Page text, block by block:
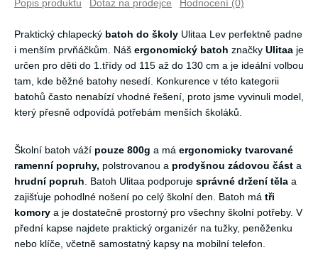
Popis produktu Dotaz na prodejce Hodnocení (0)
Praktický chlapecký batoh do školy Ulitaa Lev perfektně padne
i menším prvňáčkům. Náš ergonomický batoh značky Ulitaa je
určen pro děti do 1.třídy od 115 až do 130 cm a je ideální volbou
tam, kde běžné batohy nesedí. Konkurence v této kategorii
batohů často nenabízí vhodné řešení, proto jsme vyvinuli model,
který přesně odpovídá potřebám menších školáků.
Školní batoh váží pouze 800g a má ergonomicky tvarované
ramenní popruhy, polstrovanou a prodyšnou zádovou část a
hrudní popruh. Batoh Ulitaa podporuje správné držení těla a
zajišťuje pohodlné nošení po celý školní den. Batoh má tři
komory a je dostatečně prostorný pro všechny školní potřeby. V
přední kapse najdete praktický organizér na tužky, peněženku
nebo klíče, včetně samostatný kapsy na mobilní telefon.